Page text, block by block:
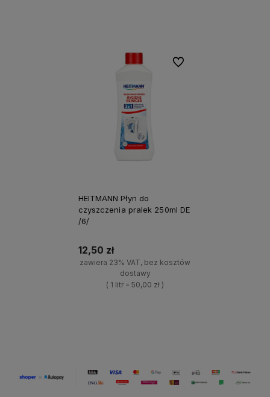
HEITMANN Płyn do
czyszczenia pralek 250ml DE
/6/
12,50 zł
zawiera 23% VAT, bez kosztów
dostawy
( 1 litr = 50,00 zł )
Do ulubionych